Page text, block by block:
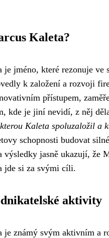
Kaleta?
je jméno, které rezonuje ve
k založení a rozvoji
přístupem,
kde je jiní nevidí, z něj
Kaleta spoluzaložil a
schopnosti budovat
výsledky jasně ukazují, že
jde si za svými cíli.
aktivity
je známý svým aktivním a